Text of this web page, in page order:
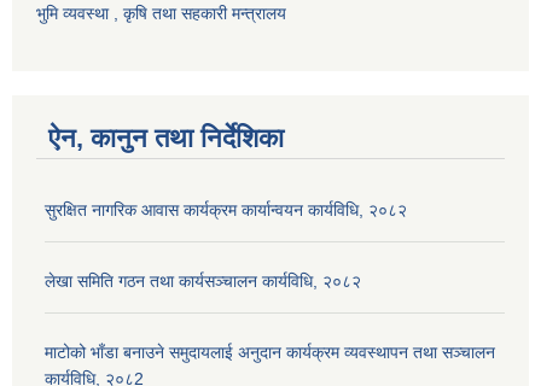
भुमि व्यवस्था , कृषि तथा सहकारी मन्त्रालय
ऐन, कानुन तथा निर्देशिका
सुरक्षित नागरिक आवास कार्यक्रम कार्यान्वयन कार्यविधि, २०८२
लेखा समिति गठन तथा कार्यसञ्चालन कार्यविधि, २०८२
माटोको भाँडा बनाउने समुदायलाई अनुदान कार्यक्रम व्यवस्थापन तथा सञ्चालन
कार्यविधि, २०८2